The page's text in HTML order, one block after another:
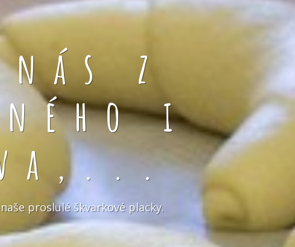
z
i
proslulé škvarkové placky.